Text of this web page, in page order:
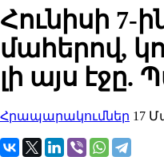
Հունիսի 7-
մահերով,
լի այս
Հրապարակումներ 17